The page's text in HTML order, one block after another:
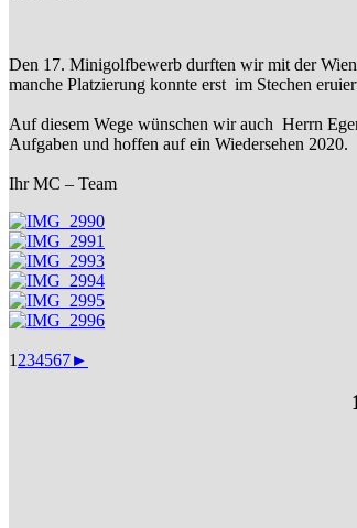
Den 17. Minigolfbewerb durften wir mit der
manche Platzierung konnte erst im Stechen
Auf diesem Wege wünschen wir auch Herrn
Aufgaben und hoffen auf ein Wiedersehen 2020.
Ihr MC – Team
1 234567►